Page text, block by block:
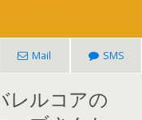
Mail SMS
レルコアの